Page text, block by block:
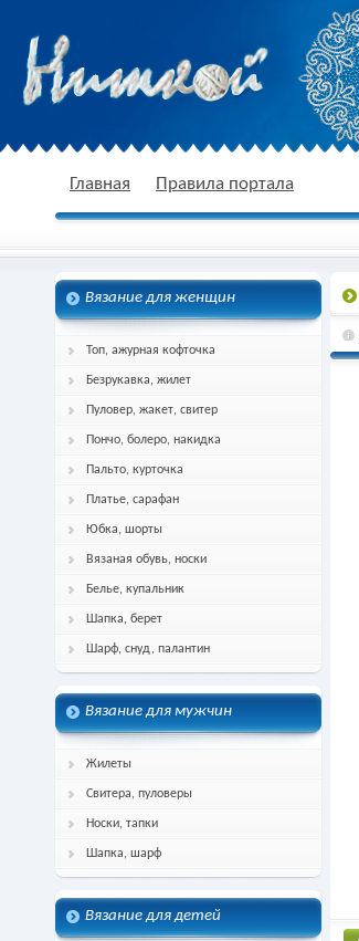
спицами, схема и описание
Главная Правила портала
Вязание для женщин
Топ, ажурная кофточка
Безрукавка, жилет
Пуловер, жакет, свитер
Пончо, болеро, накидка
Пальто, курточка
Платье, сарафан
Юбка, шорты
Вязаная обувь, носки
Белье, купальник
Шапка, берет
Шарф, снуд, палантин
Вязание для мужчин
Жилеты
Свитера, пуловеры
Носки, тапки
Шапка, шарф
Вязание для детей